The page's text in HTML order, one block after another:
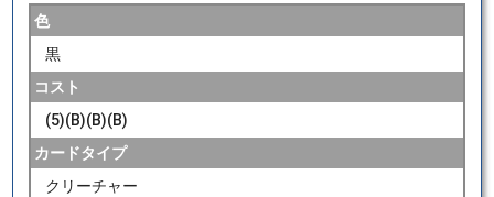
色
黒
コスト
(5)(B)(B)(B)
カードタイプ
クリーチャー